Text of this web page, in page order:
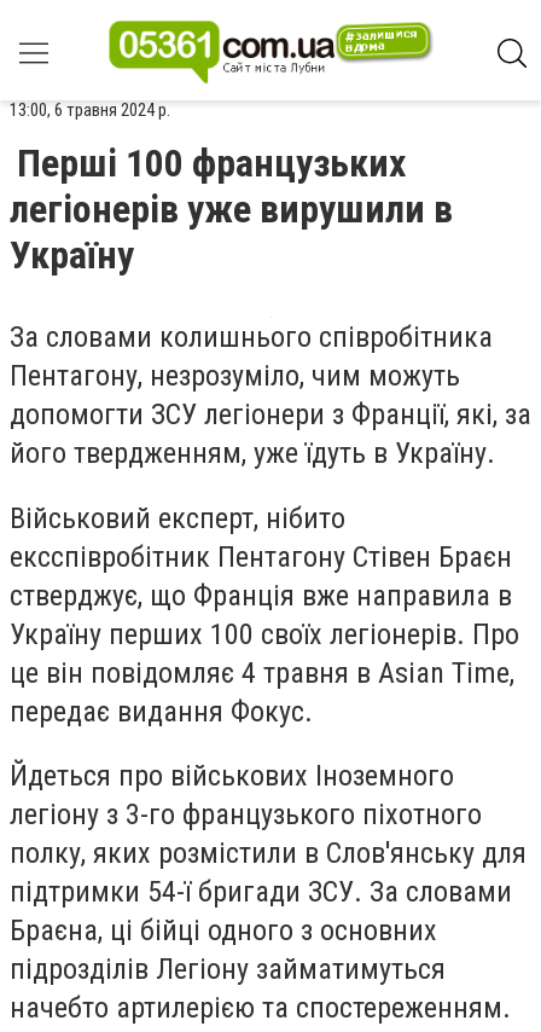
13:00, 6 травня 2024 р.
Перші 100 французьких
легіонерів уже вирушили в
Україну
За словами колишнього співробітника
Пентагону, незрозуміло, чим можуть
допомогти ЗСУ легіонери з Франції, які, за
його твердженням, уже їдуть в Україну.
Військовий експерт, нібито
ексспівробітник Пентагону Стівен Браєн
стверджує, що Франція вже направила в
Україну перших 100 своїх легіонерів. Про
це він повідомляє 4 травня в Asian Time,
передає видання Фокус.
Йдеться про військових Іноземного
легіону з 3-го французького піхотного
полку, яких розмістили в Слов'янську для
підтримки 54-ї бригади ЗСУ. За словами
Браєна, ці бійці одного з основних
підрозділів Легіону займатимуться
начебто артилерією та спостереженням.